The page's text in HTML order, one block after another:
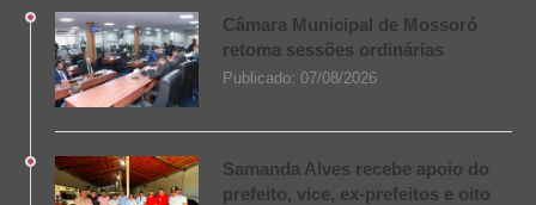
Câmara Municipal de Mossoró
retoma sessões ordinárias
Publicado: 07/08/2026
Samanda Alves recebe apoio do
prefeito, vice, ex-prefeitos e oito